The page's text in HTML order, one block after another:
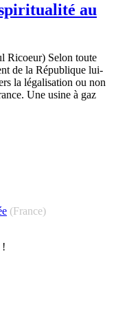
au
Ricoeur) Selon toute
de la République lui-
la légalisation ou non
Une usine à gaz
(France)
!